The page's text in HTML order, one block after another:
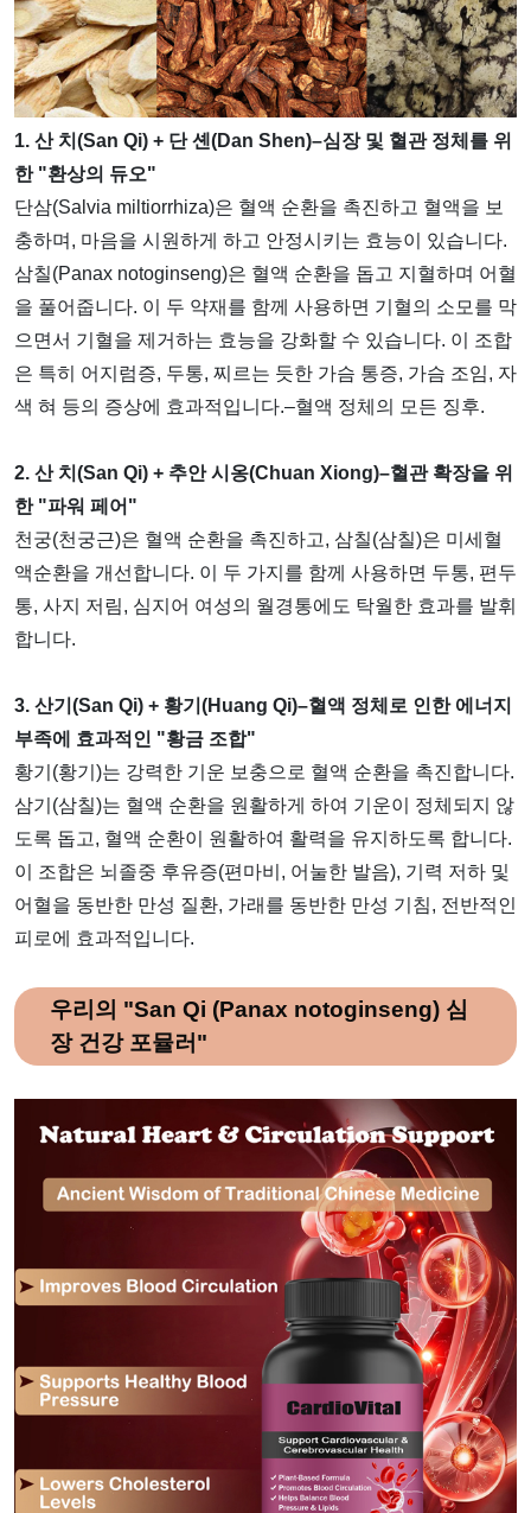
1. 산 치(San Qi) + 단 셴(Dan Shen)–심장 및 혈관 정체를 위
한 "환상의 듀오"
단삼(Salvia miltiorrhiza)은 혈액 순환을 촉진하고 혈액을 보
충하며, 마음을 시원하게 하고 안정시키는 효능이 있습니다.
삼칠(Panax notoginseng)은 혈액 순환을 돕고 지혈하며 어혈
을 풀어줍니다. 이 두 약재를 함께 사용하면 기혈의 소모를 막
으면서 기혈을 제거하는 효능을 강화할 수 있습니다. 이 조합
은 특히 어지럼증, 두통, 찌르는 듯한 가슴 통증, 가슴 조임, 자
색 혀 등의 증상에 효과적입니다.–혈액 정체의 모든 징후.
2. 산 치(San Qi) + 추안 시옹(Chuan Xiong)–혈관 확장을 위
한 "파워 페어"
천궁(천궁근)은 혈액 순환을 촉진하고, 삼칠(삼칠)은 미세혈
액순환을 개선합니다. 이 두 가지를 함께 사용하면 두통, 편두
통, 사지 저림, 심지어 여성의 월경통에도 탁월한 효과를 발휘
합니다.
3. 산기(San Qi) + 황기(Huang Qi)–혈액 정체로 인한 에너지
부족에 효과적인 "황금 조합"
황기(황기)는 강력한 기운 보충으로 혈액 순환을 촉진합니다.
삼기(삼칠)는 혈액 순환을 원활하게 하여 기운이 정체되지 않
도록 돕고, 혈액 순환이 원활하여 활력을 유지하도록 합니다.
이 조합은 뇌졸중 후유증(편마비, 어눌한 발음), 기력 저하 및
어혈을 동반한 만성 질환, 가래를 동반한 만성 기침, 전반적인
피로에 효과적입니다.
우리의 "San Qi (Panax notoginseng) 심
장 건강 포뮬러"